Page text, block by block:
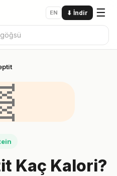
EN ⬇ İndir ☰
Kaç Kalori?